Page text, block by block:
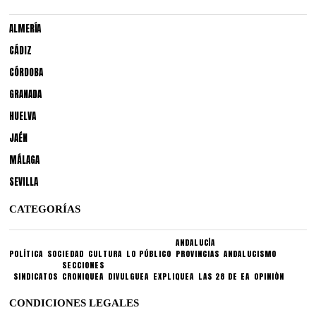
ALMERÍA
CÁDIZ
CÓRDOBA
GRANADA
HUELVA
JAÉN
MÁLAGA
SEVILLA
CATEGORÍAS
POLÍTICA SOCIEDAD CULTURA LO PÚBLICO
ANDALUCÍA
PROVINCIAS ANDALUCISMO
SINDICATOS
SECCIONES
CRONIQUEA DIVULGUEA EXPLIQUEA LAS 28 DE EA OPINIÓN
CONDICIONES LEGALES